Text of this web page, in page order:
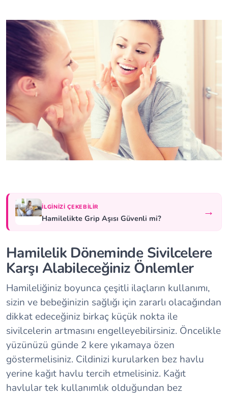
İLGINIZI ÇEKEBILIR
Hamilelikte Grip Aşısı Güvenli mi? →
Hamilelik Döneminde Sivilcelere
Karşı Alabileceğiniz Önlemler
Hamileliğiniz boyunca çeşitli ilaçların kullanımı,
sizin ve bebeğinizin sağlığı için zararlı olacağından
dikkat edeceğiniz birkaç küçük nokta ile
sivilcelerin artmasını engelleyebilirsiniz. Öncelikle
yüzünüzü günde 2 kere yıkamaya özen
göstermelisiniz. Cildinizi kurularken bez havlu
yerine kağıt havlu tercih etmelisiniz. Kağıt
havlular tek kullanımlık olduğundan bez